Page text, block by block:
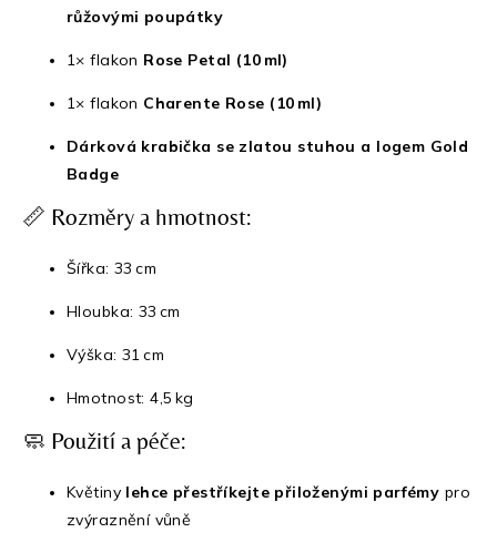
růžovými poupátky
1× flakon Rose Petal (10 ml)
1× flakon Charente Rose (10 ml)
Dárková krabička se zlatou stuhou a logem Gold
Badge
📏 Rozměry a hmotnost:
Šířka: 33 cm
Hloubka: 33 cm
Výška: 31 cm
Hmotnost: 4,5 kg
🧼 Použití a péče:
Květiny lehce přestříkejte přiloženými parfémy pro
zvýraznění vůně